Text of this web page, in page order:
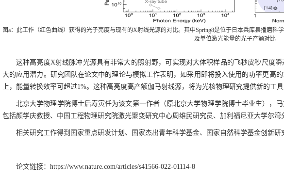
图a：此工作（红色曲线）获得的光子亮度与现有的X射线光源的对比。其中Spring8是位于日本兵库县播磨科
及单位激光能量的光子产额对比
这种高亮度X射线脉冲光源具有非常大的照射野，可实现对大体积样品的飞秒皮秒尺度
大的应用潜力。研究团队在论文中的理论与模拟工作表明，如采用即将投入使用的功率更高
上，能量转换效率可超过1%。这种高亮度高产额伽马射线源，将为光核物理研究提供新的工
北京大学物理学院博士后寿寅任为该文第一作者（原北京大学物理学院博士毕业生），
包括颜学庆教授、中国工程物理研究院激光聚变研究中心周维民研究员、加利福尼亚大学尔湾
相关研究工作得到国家重点研发计划、国家杰出青年科学基金、国家自然科学基金创新研
论文链接： https://www.nature.com/articles/s41566-022-01114-8